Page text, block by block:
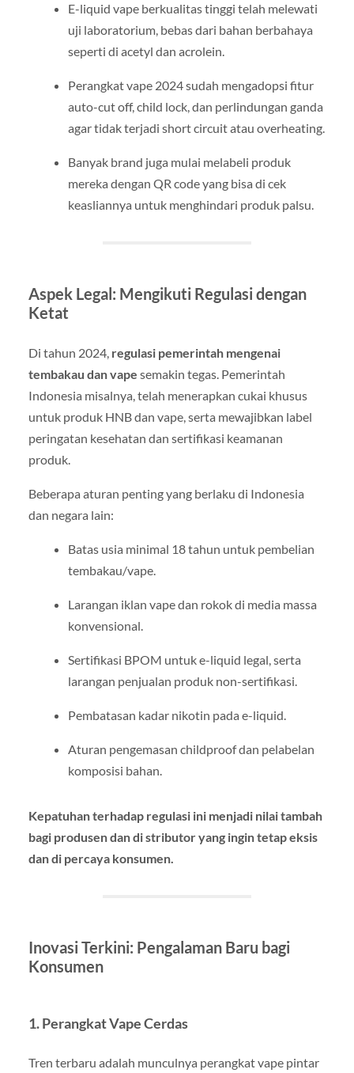
E-liquid vape berkualitas tinggi telah melewati
uji laboratorium, bebas dari bahan berbahaya
seperti di acetyl dan acrolein.
Perangkat vape 2024 sudah mengadopsi fitur
auto-cut off, child lock, dan perlindungan ganda
agar tidak terjadi short circuit atau overheating.
Banyak brand juga mulai melabeli produk
mereka dengan QR code yang bisa di cek
keasliannya untuk menghindari produk palsu.
Aspek Legal: Mengikuti Regulasi dengan
Ketat
Di tahun 2024, regulasi pemerintah mengenai
tembakau dan vape semakin tegas. Pemerintah
Indonesia misalnya, telah menerapkan cukai khusus
untuk produk HNB dan vape, serta mewajibkan label
peringatan kesehatan dan sertifikasi keamanan
produk.
Beberapa aturan penting yang berlaku di Indonesia
dan negara lain:
Batas usia minimal 18 tahun untuk pembelian
tembakau/vape.
Larangan iklan vape dan rokok di media massa
konvensional.
Sertifikasi BPOM untuk e-liquid legal, serta
larangan penjualan produk non-sertifikasi.
Pembatasan kadar nikotin pada e-liquid.
Aturan pengemasan childproof dan pelabelan
komposisi bahan.
Kepatuhan terhadap regulasi ini menjadi nilai tambah
bagi produsen dan di stributor yang ingin tetap eksis
dan di percaya konsumen.
Inovasi Terkini: Pengalaman Baru bagi
Konsumen
1.Perangkat Vape Cerdas
Tren terbaru adalah munculnya perangkat vape pintar